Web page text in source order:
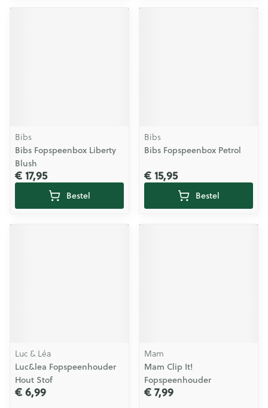
Bibs
Bibs Fopspeenbox Liberty
Blush
€ 17,95
Bestel
Bibs
Bibs Fopspeenbox Petrol
€ 15,95
Bestel
Luc & Léa
Luc&lea Fopspeenhouder
Hout Stof
€ 6,99
Mam
Mam Clip It!
Fopspeenhouder
€ 7,99